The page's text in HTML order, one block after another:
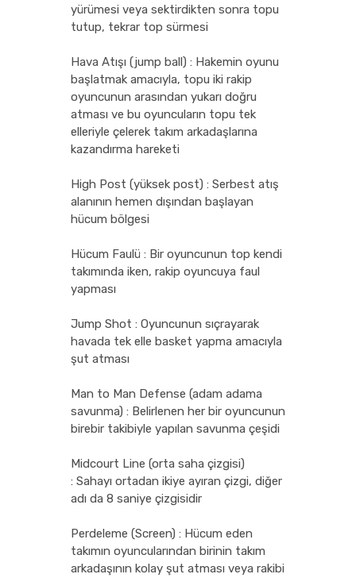
yürümesi veya sektirdikten sonra topu
tutup, tekrar top sürmesi
Hava Atışı (jump ball) : Hakemin oyunu
başlatmak amacıyla, topu iki rakip
oyuncunun arasından yukarı doğru
atması ve bu oyuncuların topu tek
elleriyle çelerek takım arkadaşlarına
kazandırma hareketi
High Post (yüksek post) : Serbest atış
alanının hemen dışından başlayan
hücum bölgesi
Hücum Faulü : Bir oyuncunun top kendi
takımında iken, rakip oyuncuya faul
yapması
Jump Shot : Oyuncunun sıçrayarak
havada tek elle basket yapma amacıyla
şut atması
Man to Man Defense (adam adama
savunma) : Belirlenen her bir oyuncunun
birebir takibiyle yapılan savunma çeşidi
Midcourt Line (orta saha çizgisi)
: Sahayı ortadan ikiye ayıran çizgi, diğer
adı da 8 saniye çizgisidir
Perdeleme (Screen) : Hücum eden
takımın oyuncularından birinin takım
arkadaşının kolay şut atması veya rakibi